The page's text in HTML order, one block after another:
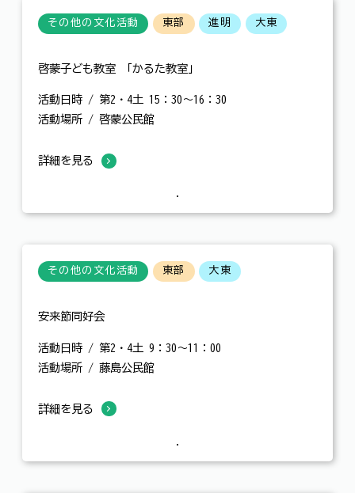
その他の文化活動 東部 進明 大東
啓蒙子ども教室 「かるた教室」
活動日時 / 第2・4土 15：30～16：30
活動場所 / 啓蒙公民館
詳細を見る
その他の文化活動 東部 大東
安来節同好会
活動日時 / 第2・4土 9：30～11：00
活動場所 / 藤島公民館
詳細を見る